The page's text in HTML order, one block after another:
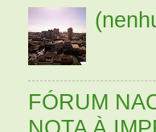
FÓRUM